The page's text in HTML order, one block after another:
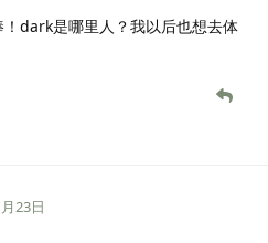
dark是哪里人？我以后也想去体
23日